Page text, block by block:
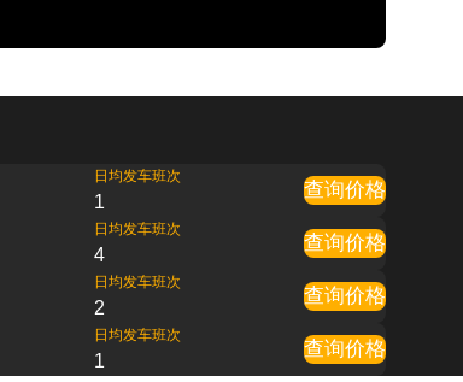
日均发车班次
1
查询价格
日均发车班次
4
查询价格
日均发车班次
2
查询价格
日均发车班次
1
查询价格